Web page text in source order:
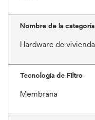
Nombre de la categoría
Hardware de vivienda
Tecnología de Filtro
Membrana